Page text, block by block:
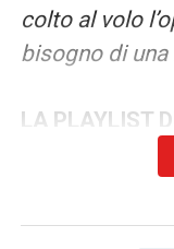
colto al volo
bisogno di una
LA PLAYLIST